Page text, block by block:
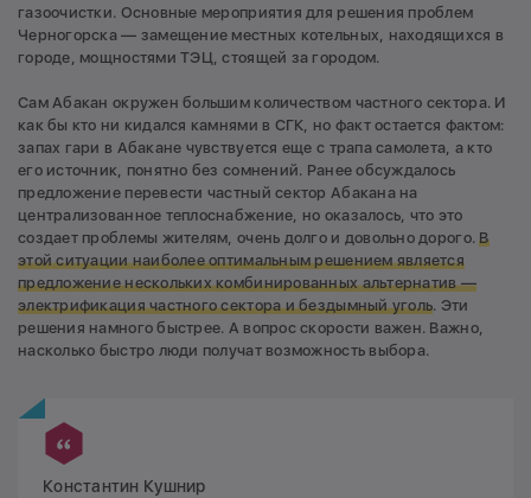
газоочистки. Основные мероприятия для решения проблем
Черногорска — замещение местных котельных, находящихся в
городе, мощностями ТЭЦ, стоящей за городом.
Сам Абакан окружен большим количеством частного сектора. И
как бы кто ни кидался камнями в СГК, но факт остается фактом:
запах гари в Абакане чувствуется еще с трапа самолета, а кто
его источник, понятно без сомнений. Ранее обсуждалось
предложение перевести частный сектор Абакана на
централизованное теплоснабжение, но оказалось, что это
создает проблемы жителям, очень долго и довольно дорого.В
этой ситуации наиболее оптимальным решением является
предложение нескольких комбинированных альтернатив —
электрификация частного сектора и бездымный уголь. Эти
решения намного быстрее. А вопрос скорости важен. Важно,
насколько быстро люди получат возможность выбора.
Константин Кушнир